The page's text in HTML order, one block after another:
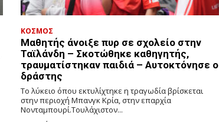
ΚΟΣΜΟΣ
Μαθητής άνοιξε πυρ σε σχολείο στην
Ταϊλάνδη – Σκοτώθηκε καθηγητής,
τραυματίστηκαν παιδιά – Αυτοκτόνησε ο
δράστης
Το λύκειο όπου εκτυλίχτηκε η τραγωδία βρίσκεται
στην περιοχή Μπανγκ Κρία, στην επαρχία
Νονταμπουρί.Τουλάχιστον...